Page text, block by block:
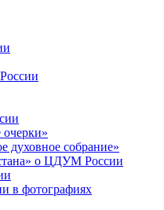
духовное собрание»
о ЦДУМ России
в фотографиях